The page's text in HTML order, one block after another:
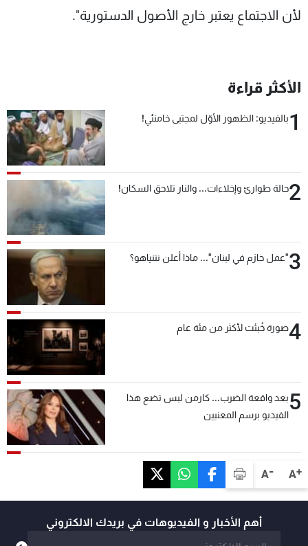
A+
A-
لأن الاجتماع يعتبر خارج الأصول الدستورية".
الأكثر قراءة
1بالفيديو: الظهور الأوّل لمجتبى خامنئي!
2حالة طوارئ وإخلاءات... والنار تلاحق السكان!
3"عمل حازم في لبنان"... ماذا أعلن نتنياهو؟
4صورة خُبئت لأكثر من مئة عام
5بعد واقعة الضرب... كارمن لبس تضع هذا
الفيديو برسم المعنيين
أهم الأخبار و الفيديوهات في بريدك الالكتروني